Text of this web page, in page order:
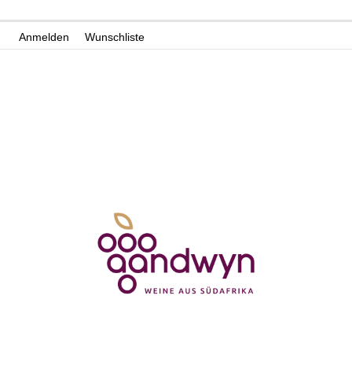
InhaltAnmelden Wunschliste